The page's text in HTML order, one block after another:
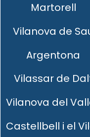
Martorell
Vilanova de
Argentona
Vilassar de
Vilanova del
Castellbell i el